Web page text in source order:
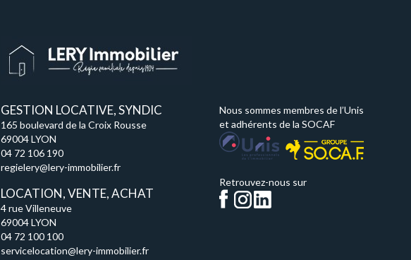
GESTION LOCATIVE, SYNDIC
165 boulevard de la Croix Rousse
69004 LYON
04 72 106 190
regielery@lery-immobilier.fr
LOCATION, VENTE, ACHAT
4 rue Villeneuve
69004 LYON
04 72 100 100
servicelocation@lery-immobilier.fr
Nous sommes membres de l’Unis
et adhérents de la SOCAF
Retrouvez-nous sur